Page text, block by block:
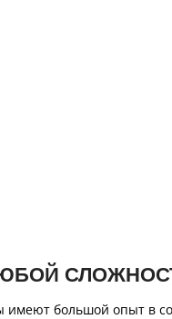
имеют большой опыт в